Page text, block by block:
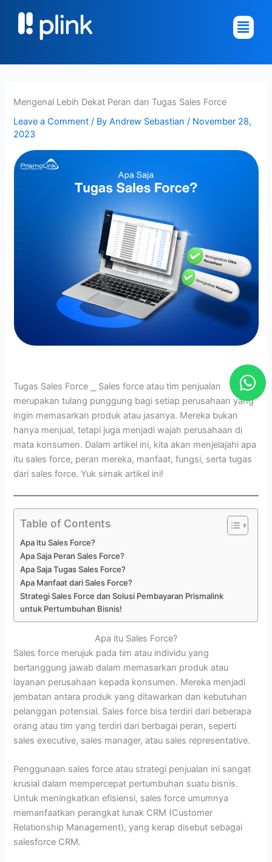
content
Main
Menu
Mengenal Lebih Dekat Peran dan Tugas Sales Force
Leave a Comment / ByAndrew Sebastian/ November 28,
2023
Tugas Sales Force ⎯ Sales force atau tim penjualan
merupakan tulang punggung bagi setiap perusahaan yang
ingin memasarkan produk atau jasanya. Mereka bukan
hanya menjual, tetapi juga menjadi wajah perusahaan di
mata konsumen. Dalam artikel ini, kita akan menjelajahi apa
itu sales force, peran mereka, manfaat, fungsi, serta tugas
dari sales force. Yuk simak artikel ini!
Table of Contents
Apa itu Sales Force?
Apa Saja Peran Sales Force?
Apa Saja Tugas Sales Force?
Apa Manfaat dari Sales Force?
Strategi Sales Force dan Solusi Pembayaran Prismalink
untuk Pertumbuhan Bisnis!
Apa itu Sales Force?
Sales force merujuk pada tim atau individu yang
bertanggung jawab dalam memasarkan produk atau
layanan perusahaan kepada konsumen. Mereka menjadi
jembatan antara produk yang ditawarkan dan kebutuhan
pelanggan potensial. Sales force bisa terdiri dari beberapa
orang atau tim yang terdiri dari berbagai peran, seperti
sales executive, sales manager, atau sales representative.
Penggunaan sales force atau strategi penjualan ini sangat
krusial dalam mempercepat pertumbuhan suatu bisnis.
Untuk meningkatkan efisiensi, sales force umumnya
memanfaatkan perangkat lunak CRM (Customer
Relationship Management), yang kerap disebut sebagai
salesforce CRM.
W
h
a
s
a
p